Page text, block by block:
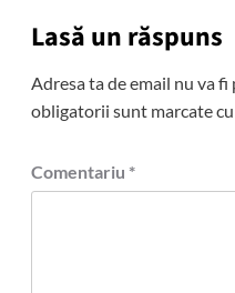
Lasă un răspuns
Adresa ta de email nu va fi
obligatorii sunt marcate cu
Comentariu *